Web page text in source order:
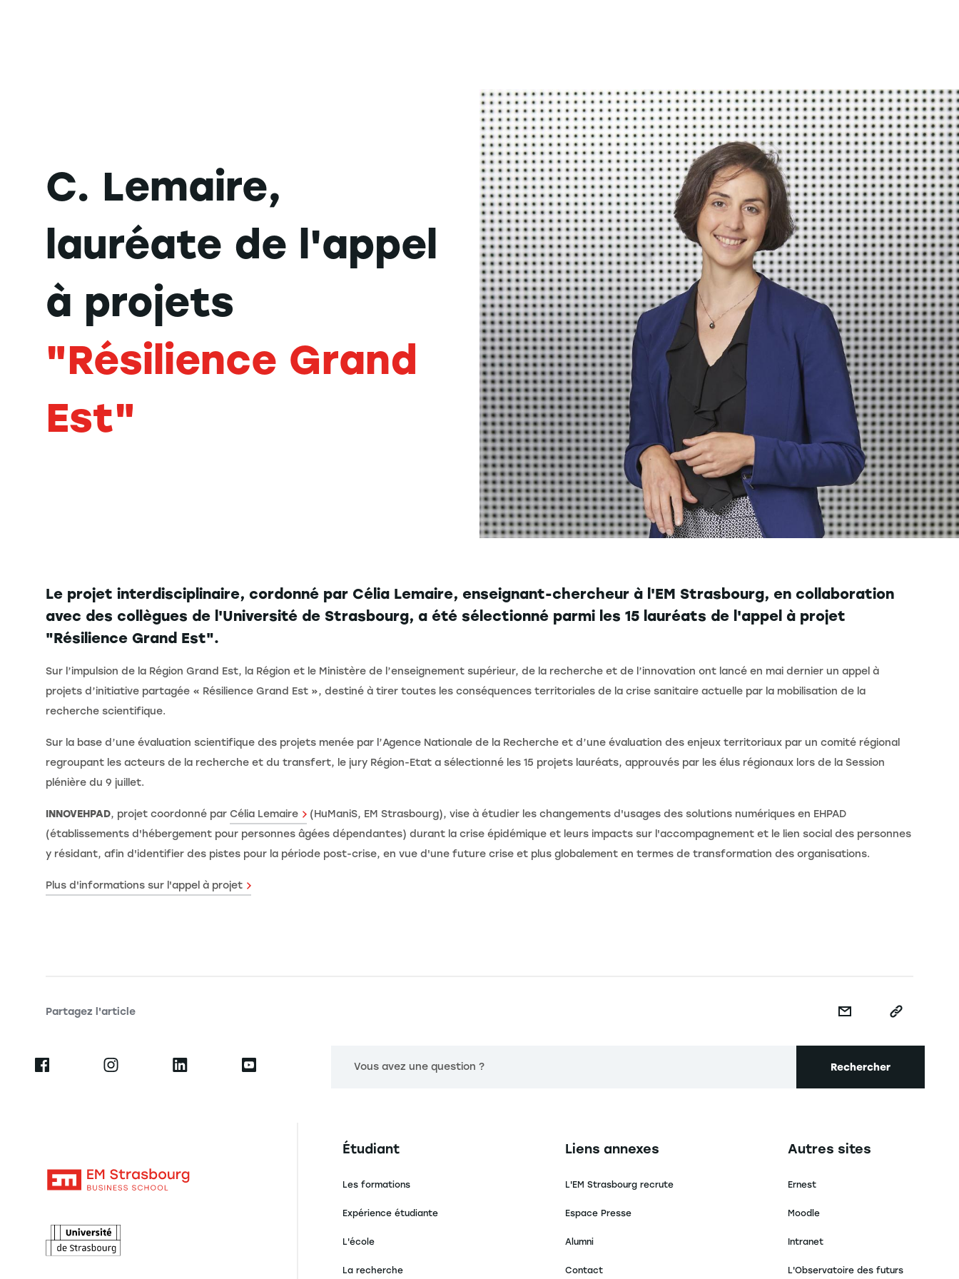
C. Lemaire,
lauréate de l'appel
à projets
"Résilience Grand
Est"
Le projet interdisciplinaire, cordonné par Célia Lemaire, enseignant-chercheur à l'EM Strasbourg, en collaboration
avec des collègues de l'Université de Strasbourg, a été sélectionné parmi les 15 lauréats de l'appel à projet
"Résilience Grand Est".
Sur l’impulsion de la Région Grand Est, la Région et le Ministère de l’enseignement supérieur, de la recherche et de l’innovation ont lancé en mai dernier un appel à
projets d’initiative partagée « Résilience Grand Est », destiné à tirer toutes les conséquences territoriales de la crise sanitaire actuelle par la mobilisation de la
recherche scientifique.
Sur la base d’une évaluation scientifique des projets menée par l’Agence Nationale de la Recherche et d’une évaluation des enjeux territoriaux par un comité régional
regroupant les acteurs de la recherche et du transfert, le jury Région-Etat a sélectionné les 15 projets lauréats, approuvés par les élus régionaux lors de la Session
plénière du 9 juillet.
INNOVEHPAD, projet coordonné par Célia Lemaire
(HuManiS, EM Strasbourg), vise à étudier les changements d'usages des solutions numériques en EHPAD
(établissements d'hébergement pour personnes âgées dépendantes) durant la crise épidémique et leurs impacts sur l'accompagnement et le lien social des personnes
y résidant, afin d'identifier des pistes pour la période post-crise, en vue d'une future crise et plus globalement en termes de transformation des organisations.
Plus d'informations sur l'appel à projet
Partagez l'article
Vous avez une question ? Rechercher
Navigation principale footer
Étudiant
Les formations
Expérience étudiante
L'école
La recherche
Navigation secondaire footer
Liens annexes
L'EM Strasbourg recrute
Espace Presse
Alumni
Contact
Navigation tertiaire footer
Autres sites
Ernest
Moodle
Intranet
L'Observatoire des futurs